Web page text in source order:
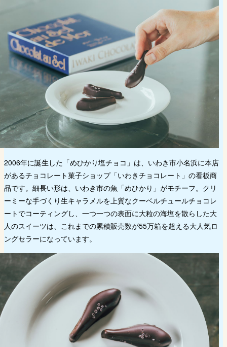
2006年に誕生した「めひかり塩チョコ」は、いわき市小名浜に本店
があるチョコレート菓子ショップ「いわきチョコレート」の看板商
品です。細長い形は、いわき市の魚「めひかり」がモチーフ。クリ
ーミーな手づくり生キャラメルを上質なクーベルチュールチョコレ
ートでコーティングし、一つ一つの表面に大粒の海塩を散らした大
人のスイーツは、これまでの累積販売数が55万箱を超える大人気ロ
ングセラーになっています。